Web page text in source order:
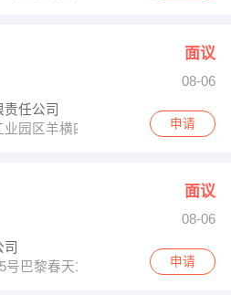
面议
08-06
任公司
园区羊横四路七号
申请
面议
08-06
号巴黎春天1907室
申请